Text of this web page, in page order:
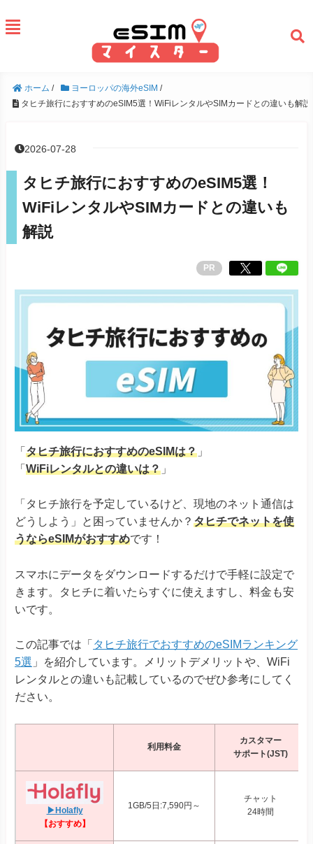
ホーム / ヨーロッパの海外eSIM /
タヒチ旅行におすすめのeSIM5選！WiFiレンタルやSIMカードとの違いも解説
2026-07-28
タヒチ旅行におすすめのeSIM5選！
WiFiレンタルやSIMカードとの違いも
解説
PR
「 タヒチ旅行におすすめのeSIMは？ 」
「 WiFiレンタルとの違いは？ 」
「タヒチ旅行を予定しているけど、現地のネット通信は
どうしよう」と困っていませんか？ タヒチでネットを使
うならeSIMがおすすめです！
スマホにデータをダウンロードするだけで手軽に設定で
きます。タヒチに着いたらすぐに使えますし、料金も安
いです。
この記事では「 タヒチ旅行でおすすめのeSIMランキング
5選 」を紹介しています。メリットデメリットや、WiFi
レンタルとの違いも記載しているのでぜひ参考にしてく
ださい。
利用料金
カスタマー
サポート(JST)
▶Holafly
【おすすめ】
1GB/5日:7,590円～
チャット
24時間